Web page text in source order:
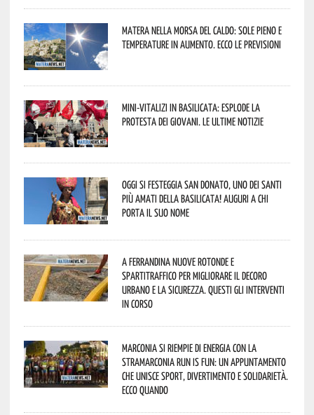
Matera nella morsa del caldo: sole pieno e
temperature in aumento. Ecco le previsioni
Mini-vitalizi in Basilicata: esplode la
protesta dei giovani. Le ultime notizie
Oggi si festeggia San Donato, uno dei Santi
più amati della Basilicata! Auguri a chi
porta il suo nome
A Ferrandina nuove rotonde e
spartitraffico per migliorare il decoro
urbano e la sicurezza. Questi gli interventi
in corso
Marconia si riempie di energia con la
StraMarconia Run is Fun: un appuntamento
che unisce sport, divertimento e solidarietà.
Ecco quando